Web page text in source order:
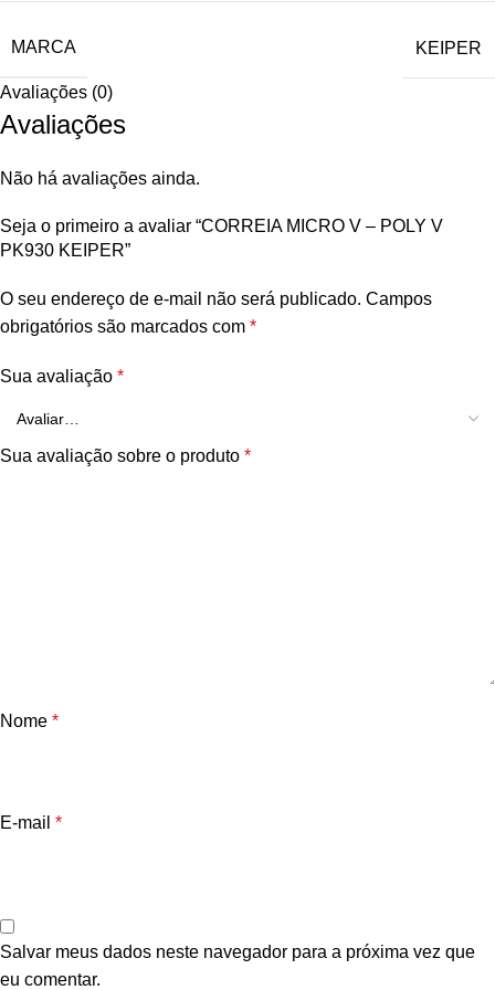
MARCA KEIPER
Avaliações (0)
Avaliações
Não há avaliações ainda.
Seja o primeiro a avaliar “CORREIA MICRO V – POLY V
PK930 KEIPER”
O seu endereço de e-mail não será publicado. Campos
obrigatórios são marcados com *
Sua avaliação *
Sua avaliação sobre o produto *
Nome *
E-mail *
Salvar meus dados neste navegador para a próxima vez que
eu comentar.